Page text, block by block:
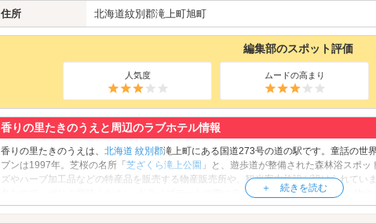
住所 北海道紋別郡滝上町旭町
編集部のスポット評価
人気度 ムードの高まり
香りの里たきのうえと周辺のラブホテル情報
香りの里たきのうえは、 北海道 紋別郡滝上町にある国道273号の道の駅です。童話の世
プンは1997年。芝桜の名所「 芝ざくら滝上公園 」と、遊歩道が整備された森林浴スポ
ズやハーブ加工品などの特産品を販売する物産販売所や、観光案内施設が設けられてい
名なので、ぜひご賞味ください♪ドライブデートの際に立ち寄りたい名所で、お買い物
香りの里たきのうえへは、紋別・名寄エリアのラブホテルからもアクセスが便利です。